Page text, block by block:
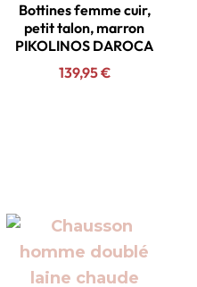
Bottines femme cuir,
petit talon, marron
PIKOLINOS DAROCA
139,95€